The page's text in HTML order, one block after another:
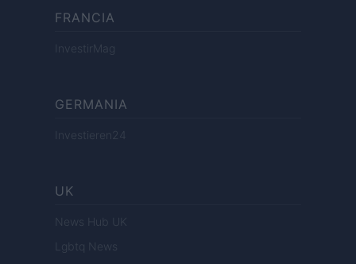
FRANCIA
InvestirMag
GERMANIA
Investieren24
UK
News Hub UK
Lgbtq News